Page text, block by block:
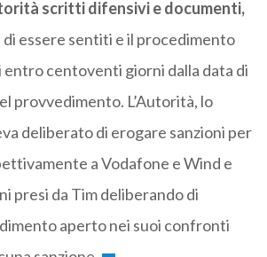
scritti difensivi e documenti,
essere sentiti e il procedimento
centoventi giorni dalla data di
provvedimento. L’Autorità, lo
deliberato di erogare sanzioni per
a Vodafone e Wind e
presi da Tim deliberando di
aperto nei suoi confronti